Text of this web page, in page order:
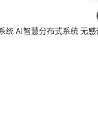
统AI智慧分布式系统无